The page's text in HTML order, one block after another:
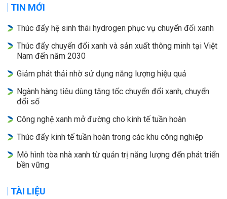
TIN MỚI
Thúc đẩy hệ sinh thái hydrogen phục vụ chuyển đổi xanh
Thúc đẩy chuyển đổi xanh và sản xuất thông minh tại Việt
Nam đến năm 2030
Giảm phát thải nhờ sử dụng năng lượng hiệu quả
Ngành hàng tiêu dùng tăng tốc chuyển đổi xanh, chuyển
đổi số
Công nghệ xanh mở đường cho kinh tế tuần hoàn
Thúc đẩy kinh tế tuần hoàn trong các khu công nghiệp
Mô hình tòa nhà xanh từ quản trị năng lượng đến phát triển
bền vững
TÀI LIỆU